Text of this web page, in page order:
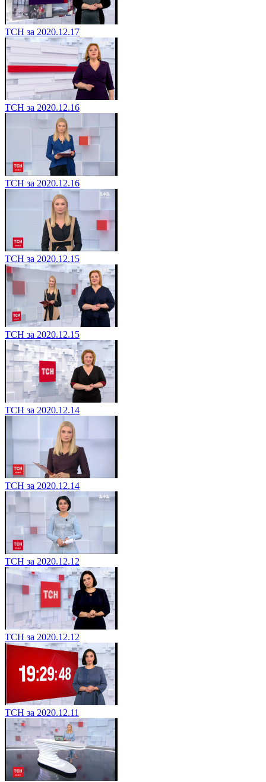
ТСН за 2020.12.17
ТСН за 2020.12.16
ТСН за 2020.12.16
ТСН за 2020.12.15
ТСН за 2020.12.15
ТСН за 2020.12.14
ТСН за 2020.12.14
ТСН за 2020.12.12
ТСН за 2020.12.12
ТСН за 2020.12.11